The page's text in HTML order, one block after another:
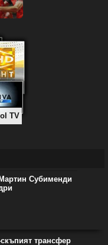
TV
Субименди
трансфер